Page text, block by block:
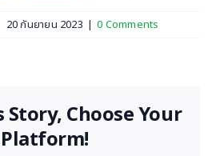
20 กันยายน 2023 | 0 Comments
Story, Choose Your
Platform!